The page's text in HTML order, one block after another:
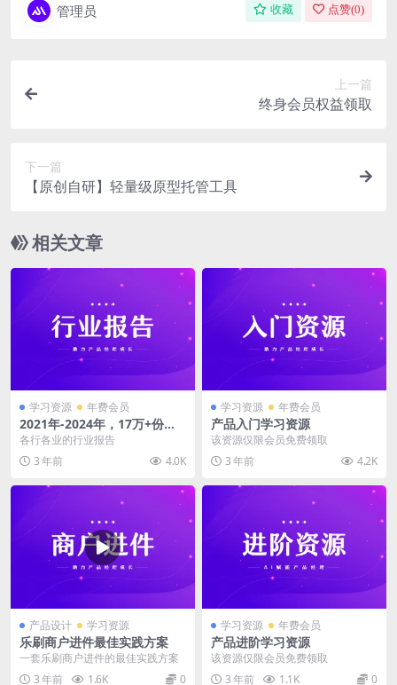
管理员 收藏 点赞(0)
上一篇
终身会员权益领取
下一篇
【原创自研】轻量级原型托管工具
相关文章
学习资源 年费会员
2021年-2024年，17万+份行
业报告
各行各业的行业报告
3 年前
4.0K
学习资源 年费会员
产品入门学习资源
该资源仅限会员免费领取
3 年前
4.2K
产品设计 学习资源
乐刷商户进件最佳实践方案
一套乐刷商户进件的最佳实践方案
3 年前
1.6K 0
学习资源 年费会员
产品进阶学习资源
该资源仅限会员免费领取
3 年前
1.1K 0